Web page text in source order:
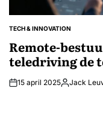
GEPLAATST
TECH & INNOVATION
Remote-
teledriving de
15 april 2025Geplaatst
Jack